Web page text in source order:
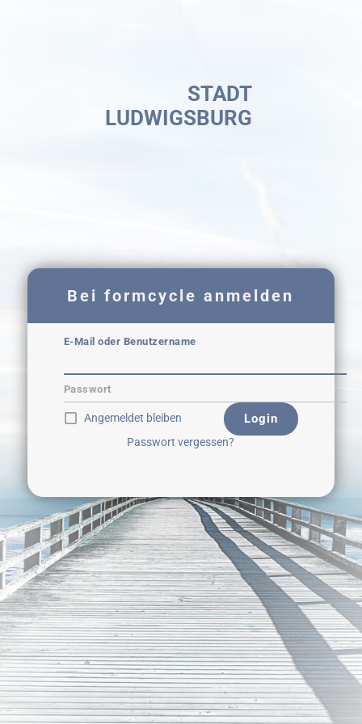
STADT
LUDWIGSBURG
Bei formcycle anmelden
E-Mail oder Benutzername
Passwort
Angemeldet bleiben Login
Passwort vergessen?